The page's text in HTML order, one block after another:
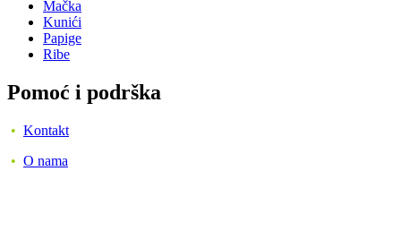
Mačka
Kunići
Papige
Ribe
Pomoć i podrška
• Kontakt
• O nama